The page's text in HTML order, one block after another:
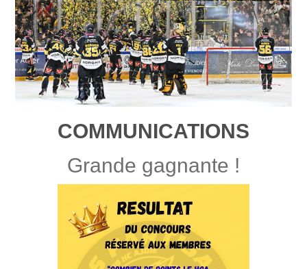
COMMUNICATIONS
Grande gagnante !